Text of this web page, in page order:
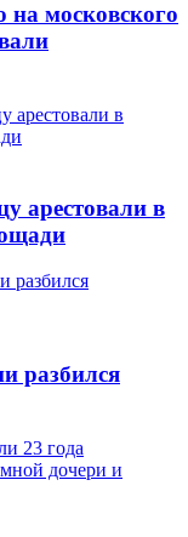
московского
арестовали в
разбился